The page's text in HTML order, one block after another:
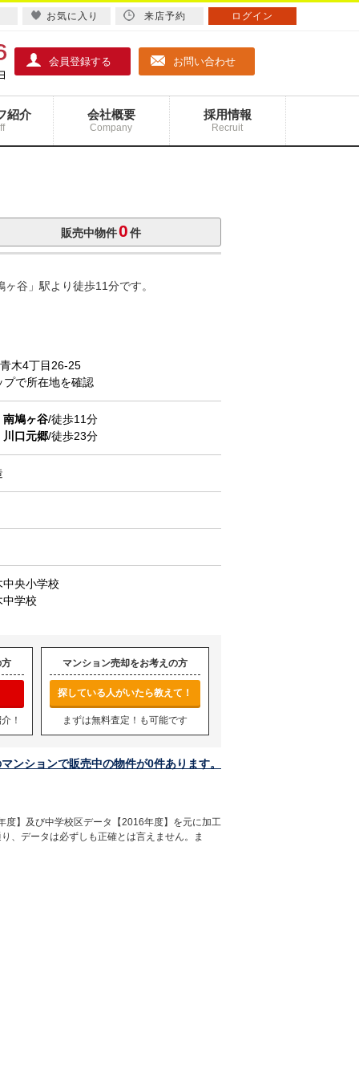
会員登録する お問い合わせ
紹介 会社概要
Company
採用情報
Recruit
販売中物件0件
谷」駅より徒歩11分です。
木4丁目26-25
プで所在地を確認
南鳩ヶ谷/徒歩11分
川口元郷/徒歩23分
央小学校
中学校
！
マンション売却をお考えの方
探している人がいたら教えて！
まずは無料査定！も可能です
ンションで販売中の物件が0件あります。
度】及び中学校区データ【2016年度】を元に加工
、データは必ずしも正確とは言えません。ま
お気に入り 来店予約 ログイン